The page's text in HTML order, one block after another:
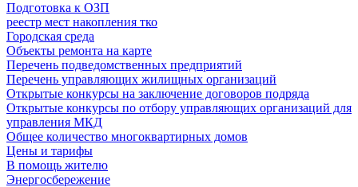
Подготовка к ОЗП
реестр мест накопления тко
Городская среда
Объекты ремонта на карте
Перечень подведомственных предприятий
Перечень управляющих жилищных организаций
Открытые конкурсы на заключение договоров подряда
Открытые конкурсы по отбору управляющих организаций для
управления МКД
Общее количество многоквартирных домов
Цены и тарифы
В помощь жителю
Энергосбережение